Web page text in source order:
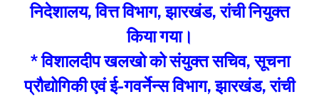
निदेशालय, वित्त विभाग, झारखंड, रांची नियुक्त
किया गया।
* विशालदीप खलखो को संयुक्त सचिव, सूचना
प्रौद्योगिकी एवं ई-गवर्नेन्स विभाग, झारखंड, रांची